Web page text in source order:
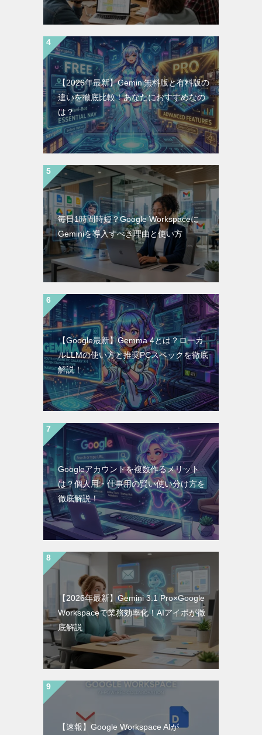
【2026年最新】Gemini無料版と有料版の
違いを徹底比較！あなたにおすすめなの
は？
毎日1時間時短？Google Workspaceに
Geminiを導入すべき理由と使い方
【Google最新】Gemma 4とは？ローカ
ルLLMの使い方と推奨PCスペックを徹底
解説！
Googleアカウントを複数作るメリット
は？個人用・仕事用の賢い使い分け方を
徹底解説！
【2026年最新】Gemini 3.1 Pro×Google
Workspaceで業務効率化！AIアイポが徹
底解説
【速報】Google Workspace AIが